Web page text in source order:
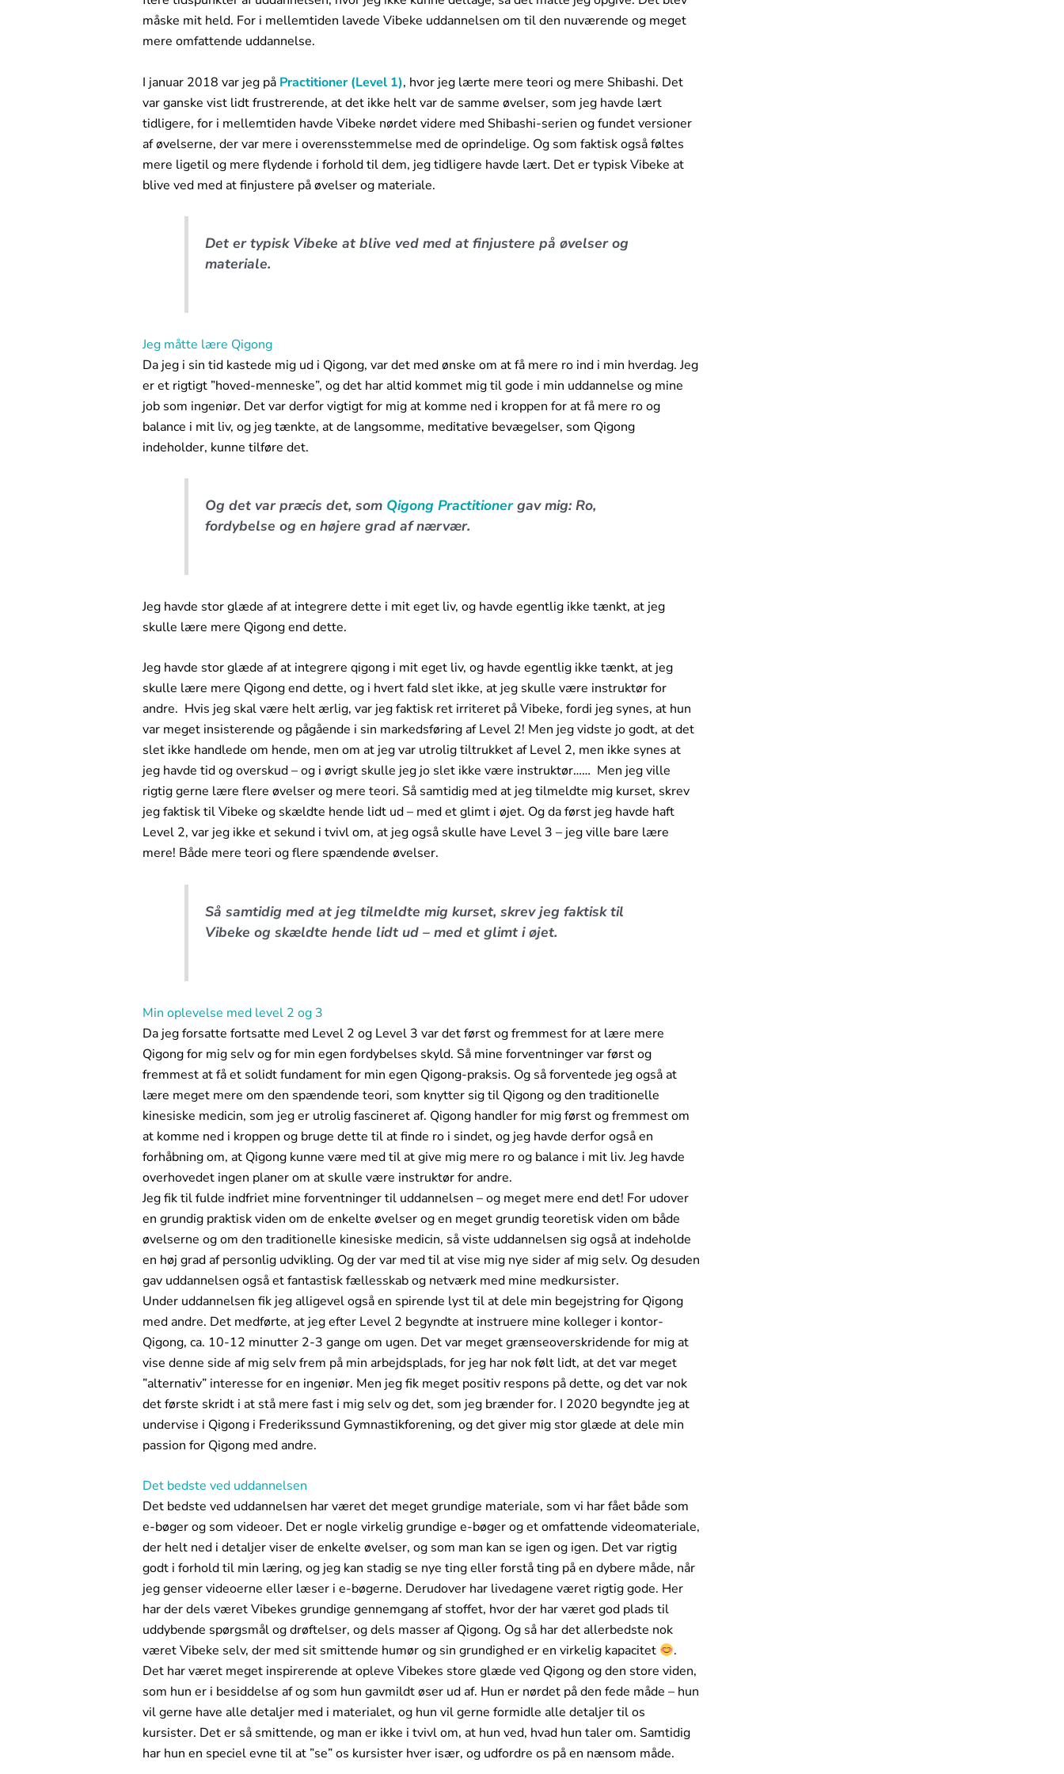
måske mit held. For i mellemtiden lavede Vibeke uddannelsen om til den nuværende og meget
mere omfattende uddannelse.
I januar 2018 var jeg på Practitioner (Level 1), hvor jeg lærte mere teori og mere Shibashi. Det
var ganske vist lidt frustrerende, at det ikke helt var de samme øvelser, som jeg havde lært
tidligere, for i mellemtiden havde Vibeke nørdet videre med Shibashi-serien og fundet versioner
af øvelserne, der var mere i overensstemmelse med de oprindelige. Og som faktisk også føltes
mere ligetil og mere flydende i forhold til dem, jeg tidligere havde lært. Det er typisk Vibeke at
blive ved med at finjustere på øvelser og materiale.
Det er typisk Vibeke at blive ved med at finjustere på øvelser og
materiale.
Jeg måtte lære Qigong
Da jeg i sin tid kastede mig ud i Qigong, var det med ønske om at få mere ro ind i min hverdag. Jeg
er et rigtigt ”hoved-menneske”, og det har altid kommet mig til gode i min uddannelse og mine
job som ingeniør. Det var derfor vigtigt for mig at komme ned i kroppen for at få mere ro og
balance i mit liv, og jeg tænkte, at de langsomme, meditative bevægelser, som Qigong
indeholder, kunne tilføre det.
Og det var præcis det, som Qigong Practitionergav mig: Ro,
fordybelse og en højere grad af nærvær.
Jeg havde stor glæde af at integrere dette i mit eget liv, og havde egentlig ikke tænkt, at jeg
skulle lære mere Qigong end dette.
Jeg havde stor glæde af at integrere qigong i mit eget liv, og havde egentlig ikke tænkt, at jeg
skulle lære mere Qigong end dette, og i hvert fald slet ikke, at jeg skulle være instruktør for
andre. Hvis jeg skal være helt ærlig, var jeg faktisk ret irriteret på Vibeke, fordi jeg synes, at hun
var meget insisterende og pågående i sin markedsføring af Level 2! Men jeg vidste jo godt, at det
slet ikke handlede om hende, men om at jeg var utrolig tiltrukket af Level 2, men ikke synes at
jeg havde tid og overskud – og i øvrigt skulle jeg jo slet ikke være instruktør…… Men jeg ville
rigtig gerne lære flere øvelser og mere teori. Så samtidig med at jeg tilmeldte mig kurset, skrev
jeg faktisk til Vibeke og skældte hende lidt ud – med et glimt i øjet. Og da først jeg havde haft
Level 2, var jeg ikke et sekund i tvivl om, at jeg også skulle have Level 3 – jeg ville bare lære
mere! Både mere teori og flere spændende øvelser.
Så samtidig med at jeg tilmeldte mig kurset, skrev jeg faktisk til
Vibeke og skældte hende lidt ud – med et glimt i øjet.
Min oplevelse med level 2 og 3
Da jeg forsatte fortsatte med Level 2 og Level 3 var det først og fremmest for at lære mere
Qigong for mig selv og for min egen fordybelses skyld. Så mine forventninger var først og
fremmest at få et solidt fundament for min egen Qigong-praksis. Og så forventede jeg også at
lære meget mere om den spændende teori, som knytter sig til Qigong og den traditionelle
kinesiske medicin, som jeg er utrolig fascineret af. Qigong handler for mig først og fremmest om
at komme ned i kroppen og bruge dette til at finde ro i sindet, og jeg havde derfor også en
forhåbning om, at Qigong kunne være med til at give mig mere ro og balance i mit liv. Jeg havde
overhovedet ingen planer om at skulle være instruktør for andre.
Jeg fik til fulde indfriet mine forventninger til uddannelsen – og meget mere end det! For udover
en grundig praktisk viden om de enkelte øvelser og en meget grundig teoretisk viden om både
øvelserne og om den traditionelle kinesiske medicin, så viste uddannelsen sig også at indeholde
en høj grad af personlig udvikling. Og der var med til at vise mig nye sider af mig selv. Og desuden
gav uddannelsen også et fantastisk fællesskab og netværk med mine medkursister.
Under uddannelsen fik jeg alligevel også en spirende lyst til at dele min begejstring for Qigong
med andre. Det medførte, at jeg efter Level 2 begyndte at instruere mine kolleger i kontor-
Qigong, ca. 10-12 minutter 2-3 gange om ugen. Det var meget grænseoverskridende for mig at
vise denne side af mig selv frem på min arbejdsplads, for jeg har nok følt lidt, at det var meget
”alternativ” interesse for en ingeniør. Men jeg fik meget positiv respons på dette, og det var nok
det første skridt i at stå mere fast i mig selv og det, som jeg brænder for. I 2020 begyndte jeg at
undervise i Qigong i Frederikssund Gymnastikforening, og det giver mig stor glæde at dele min
passion for Qigong med andre.
Det bedste ved uddannelsen
Det bedste ved uddannelsen har været det meget grundige materiale, som vi har fået både som
e-bøger og som videoer. Det er nogle virkelig grundige e-bøger og et omfattende videomateriale,
der helt ned i detaljer viser de enkelte øvelser, og som man kan se igen og igen. Det var rigtig
godt i forhold til min læring, og jeg kan stadig se nye ting eller forstå ting på en dybere måde, når
jeg genser videoerne eller læser i e-bøgerne. Derudover har livedagene været rigtig gode. Her
har der dels været Vibekes grundige gennemgang af stoffet, hvor der har været god plads til
uddybende spørgsmål og drøftelser, og dels masser af Qigong. Og så har det allerbedste nok
været Vibeke selv, der med sit smittende humør og sin grundighed er en virkelig kapacitet
.
Det har været meget inspirerende at opleve Vibekes store glæde ved Qigong og den store viden,
som hun er i besiddelse af og som hun gavmildt øser ud af. Hun er nørdet på den fede måde – hun
vil gerne have alle detaljer med i materialet, og hun vil gerne formidle alle detaljer til os
kursister. Det er så smittende, og man er ikke i tvivl om, at hun ved, hvad hun taler om. Samtidig
har hun en speciel evne til at ”se” os kursister hver især, og udfordre os på en nænsom måde.